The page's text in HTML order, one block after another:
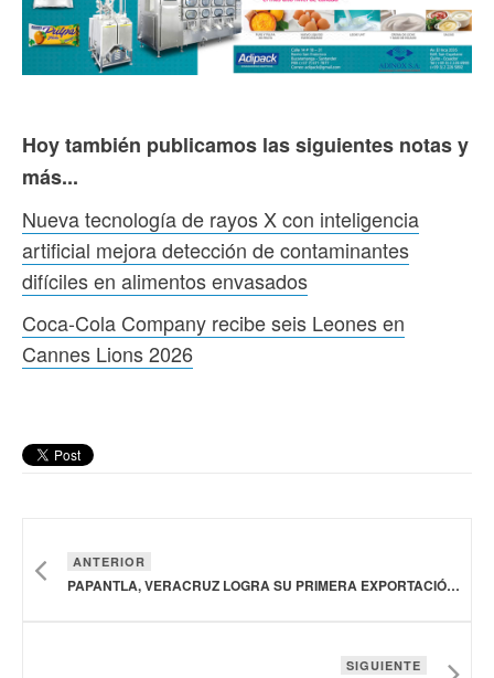
Hoy también publicamos las siguientes notas y
más...
Nueva tecnología de rayos X con inteligencia
artificial mejora detección de contaminantes
difíciles en alimentos envasados
Coca-Cola Company recibe seis Leones en
Cannes Lions 2026
ANTERIOR
PAPANTLA, VERACRUZ LOGRA SU PRIMERA EXPORTACIÓN DE LIMÓN PERSA A RUSIA
SIGUIENTE